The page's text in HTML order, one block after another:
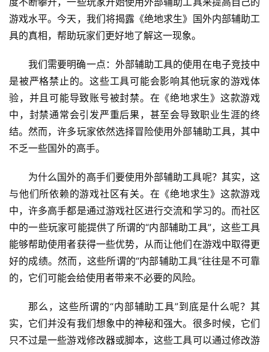
游戏水平。今天，我们将揭露《绝地求生》国外内部辅助工
具的真相，帮助玩家们更好地了解这一现象。
我们需要明确一点：外部辅助工具的使用在电子竞技中
是被严格禁止的。这些工具可能会影响其他玩家的游戏体
验，并且可能导致账号被封禁。在《绝地求生》这款游戏
中，封禁通常会引发严重后果，甚至会导致职业生涯的终
结。然而，许多玩家依然选择冒险使用外部辅助工具，其中
不乏一些国外的高手。
为什么国外的高手们要使用外部辅助工具呢？其实，这
与他们所依赖的游戏社区有关。在《绝地求生》这款游戏
中，许多高手都是通过游戏社区进行交流和学习的。而社区
中的一些玩家可能提供了所谓的“内部辅助工具”，这些工具
能够帮助使用者获得一些优势，从而让他们在游戏中取得更
好的成绩。然而，这些所谓的“内部辅助工具”往往是不可靠
的，它们可能会给使用者带来不必要的风险。
那么，这些所谓的“内部辅助工具”到底是什么呢？其
实，它们并没有我们想象中的神秘和强大。很多时候，它们
只不过是一些游戏修改器或脚本，这些工具可以通过修改游